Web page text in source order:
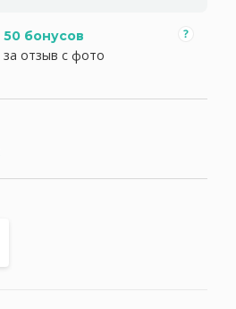
50 бонусов
за отзыв с фото